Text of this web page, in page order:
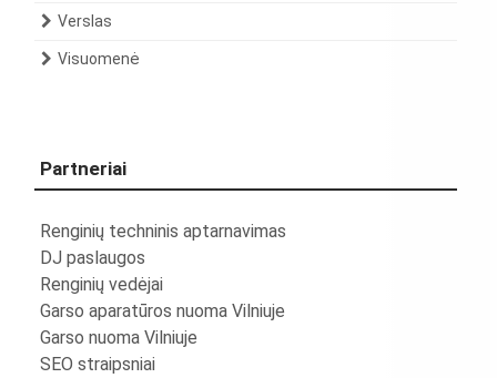
Verslas
Visuomenė
Partneriai
Renginių techninis aptarnavimas
DJ paslaugos
Renginių vedėjai
Garso aparatūros nuoma Vilniuje
Garso nuoma Vilniuje
SEO straipsniai